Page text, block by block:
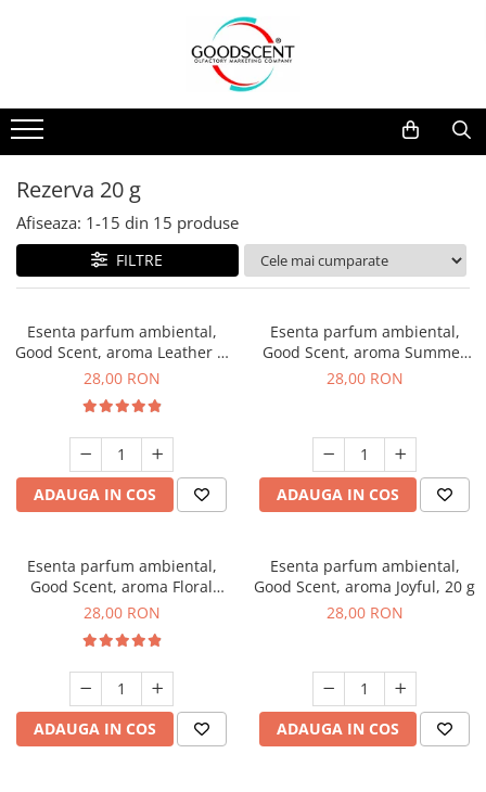
Pachete Promo
Dispozitive de Parfumare
Esente Parfum Ambiental
Rezerve Spray Good Scent
Odorizant cu Pulverizator
Site Pisoar
Dispozitive de Parfumare Ambientală
Auto
Rezidențiale
Comerciale
Industriale (HVAC)
Esente Parfum Ambiental
Mostre
Rezerva 10 g
Rezerva 20 g
Rezerva 100 g
Rezerva 200 g
Rezerva 500 g
Rezerva 20 g
Afiseaza: 1-15 din 15 produse
FILTRE
Esenta parfum ambiental,
Good Scent, aroma Leather &
Black Oudh, 20 g
28,00 RON
ADAUGA IN COS
Esenta parfum ambiental,
Good Scent, aroma Summer
Melon, 20 g
28,00 RON
ADAUGA IN COS
Esenta parfum ambiental,
Good Scent, aroma Floral
Bouquet, 20 g
28,00 RON
ADAUGA IN COS
Esenta parfum ambiental,
Good Scent, aroma Joyful, 20 g
28,00 RON
ADAUGA IN COS